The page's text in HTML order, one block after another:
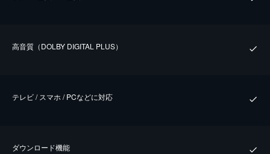
⾼⾳質（DOLBY DIGITAL PLUS）
テレビ / スマホ / PCなどに対応
ダウンロード機能